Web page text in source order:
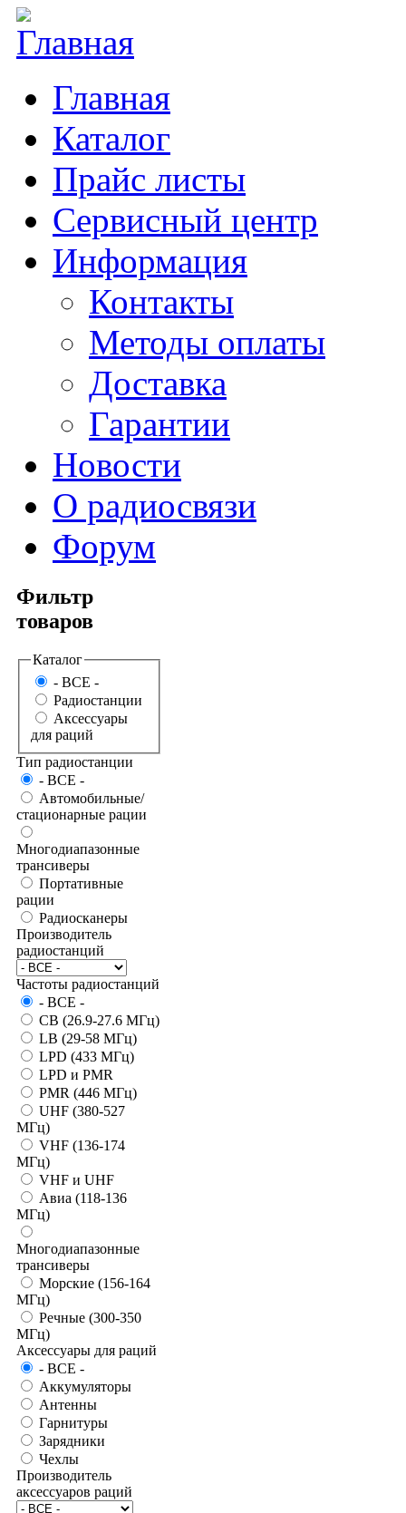
Главная
Каталог
Прайс листы
Сервисный центр
Информация
Контакты
Методы оплаты
Доставка
Гарантии
Новости
О радиосвязи
Форум
Фильтр
товаров
Каталог
- BCE -
Радиостанции
Аксессуары
для раций
Тип радиостанции
- BCE -
Автомобильные/
стационарные рации
Многодиапазонные
трансиверы
Портативные
рации
Радиосканеры
Производитель
радиостанций
Частоты радиостанций
- BCE -
CB (26.9-27.6 МГц)
LB (29-58 МГц)
LPD (433 МГц)
LPD и PMR
PMR (446 МГц)
UHF (380-527
МГц)
VHF (136-174
МГц)
VHF и UHF
Авиа (118-136
МГц)
Многодиапазонные
трансиверы
Морские (156-164
МГц)
Речные (300-350
МГц)
Аксессуары для раций
- BCE -
Аккумуляторы
Антенны
Гарнитуры
Зарядники
Чехлы
Производитель
аксессуаров раций